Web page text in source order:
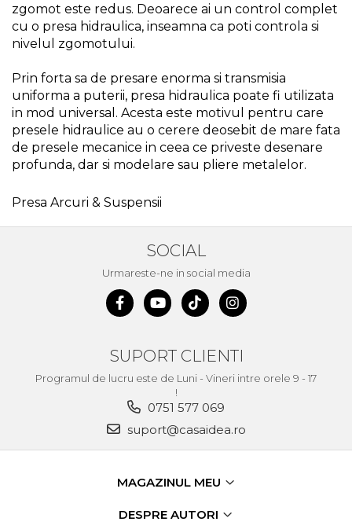
Subler
Topoare & Toporisti
Nivele
Ruleta de Masurat
Amortizoare Hidraulice
Dalta si dornuri
Constructii
Roata de Masurat
Lacate & Incuietori
Scripete Manual
transport marfa
Capsator Manual
Nicovala fierarie
zgomot este redus. Deoarece ai un control complet
cu o presa hidraulica, inseamna ca poti controla si
nivelul zgomotului.
Prin forta sa de presare enorma si transmisia
uniforma a puterii, presa hidraulica poate fi utilizata
in mod universal. Acesta este motivul pentru care
presele hidraulice au o cerere deosebit de mare fata
de presele mecanice in ceea ce priveste desenare
profunda, dar si modelare sau pliere metalelor.
Presa Arcuri & Suspensii
SOCIAL
Urmareste-ne in social media
SUPORT CLIENTI
Programul de lucru este de Luni - Vineri intre orele 9 - 17
!
0751 577 069
suport@casaidea.ro
MAGAZINUL MEU
DESPRE AUTORI